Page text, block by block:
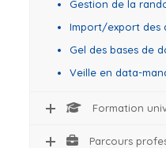
Gestion de la
Import/export des
Gel des bases de
Veille en data-
Formation
Parcours